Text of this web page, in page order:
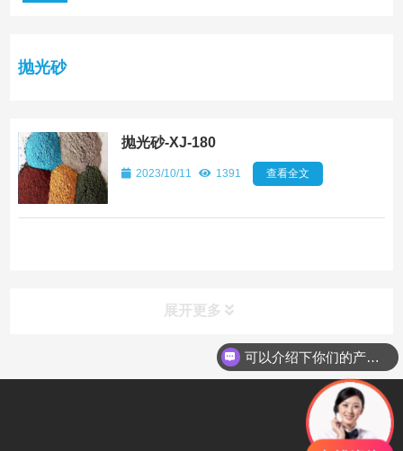
抛光砂
抛光砂-XJ-180
2023/10/11 1391 查看全文
展开更多
可以介绍下你们的产品么